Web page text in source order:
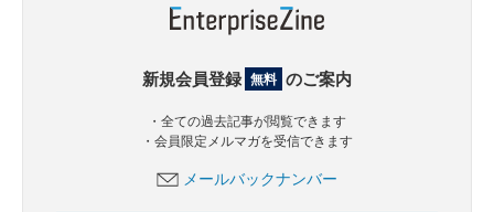
新規会員登録 無料 のご案内
・全ての過去記事が閲覧できます
・会員限定メルマガを受信できます
メールバックナンバー